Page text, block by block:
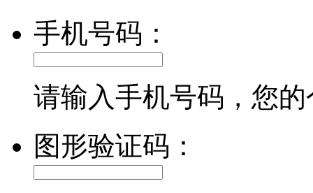
手机号码：
请输入手机号码，您
图形验证码：